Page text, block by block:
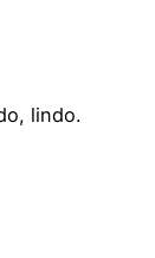
lindo.